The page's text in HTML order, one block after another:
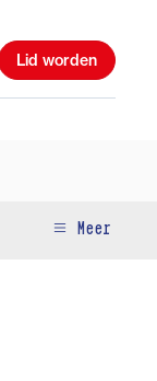
Lid worden
Meer